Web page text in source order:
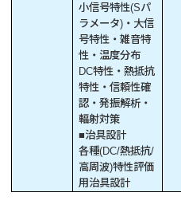
小信号特性(Sパ
ラメータ)・大信
号特性・雑音特
性・温度分布
DC特性・熱抵抗
特性・信頼性確
認・発振解析・
輻射対策
■治具設計
各種(DC/熱抵抗/
高周波)特性評価
用治具設計